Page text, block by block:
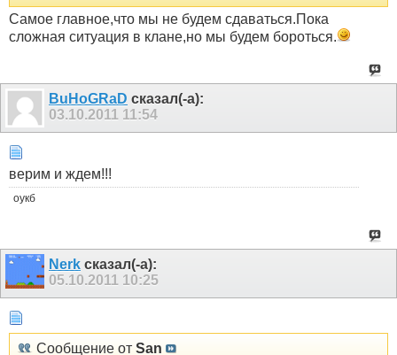
Самое главное,что мы не будем сдаваться.Пока
сложная ситуация в клане,но мы будем бороться.
BuHoGRaD сказал(-а):
03.10.2011 11:54
верим и ждем!!!
оукб
Nerk сказал(-а):
05.10.2011 10:25
Сообщение от San